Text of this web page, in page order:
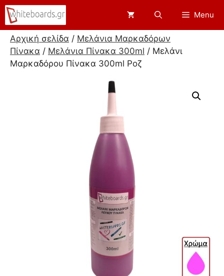
Μετάβαση
σε
περιεχόμενο
Menu
Αρχική σελίδα / Μελάνια Μαρκαδόρων
Πίνακα / Μελάνια Πίνακα 300ml / Μελάνι
Μαρκαδόρου Πίνακα 300ml Ροζ